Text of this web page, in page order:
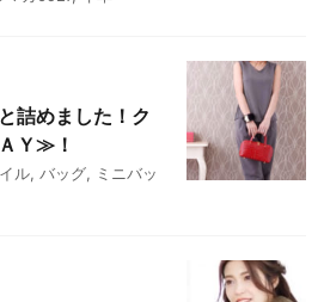
詰めました！ク
Ｙ≫！
ル, バッグ, ミニバッ